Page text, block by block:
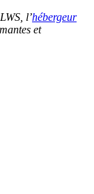
l’hébergeur
et